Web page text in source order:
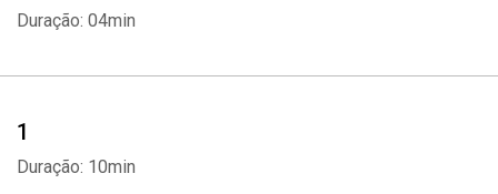
que mantém o interesse por todo o livro, até alcançar um drama
Duração: 04min
1
Duração: 10min